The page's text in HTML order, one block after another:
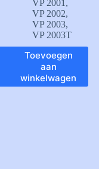
VP 2001 ,
VP 2002,
VP 2003,
VP 2003T
Toevoegen
aan
winkelwagen